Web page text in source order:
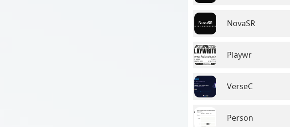
NovaSR
Playwr
VerseC
Person